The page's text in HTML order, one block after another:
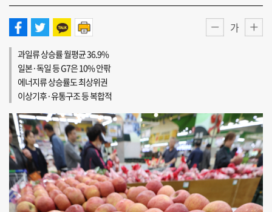
가
과일류 상승률 월평균 36.9%
일본·독일 등 G7은 10% 안팎
에너지류 상승률도 최상위권
이상기후·유통구조 등 복합적